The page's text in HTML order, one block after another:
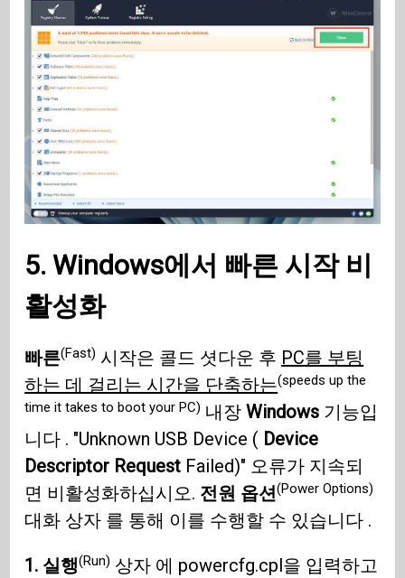
5. Windows에서 빠른 시작 비
활성화
빠른(Fast) 시작은 콜드 셧다운 후 PC를 부팅
하는 데 걸리는 시간을 단축하는(speeds up the
time it takes to boot your PC) 내장Windows 기능입
니다 . "Unknown USB Device ( Device
Descriptor Request Failed)" 오류가 지속되
면 비활성화하십시오. 전원 옵션(Power Options)
대화 상자 를 통해 이를 수행할 수 있습니다 .
1. 실행(Run) 상자 에 powercfg.cpl을 입력하고